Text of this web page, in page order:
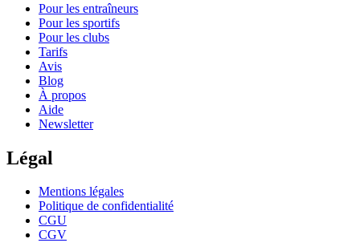
Pour les entraîneurs
Pour les sportifs
Pour les clubs
Tarifs
Avis
Blog
À propos
Aide
Newsletter
Légal
Mentions légales
Politique de confidentialité
CGU
CGV